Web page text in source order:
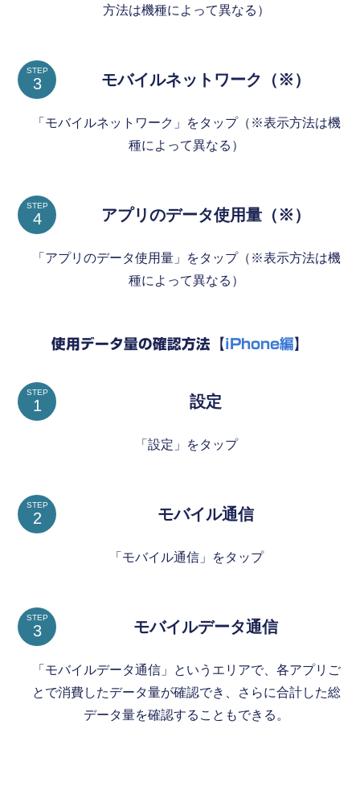
方法は機種によって異なる）
STEP モバイルネットワーク（※）
「モバイルネットワーク」をタップ（※表示方法は機
種によって異なる）
STEP アプリのデータ使用量（※）
「アプリのデータ使用量」をタップ（※表示方法は機
種によって異なる）
使用データ量の確認方法【iPhone編】
STEP 設定
「設定」をタップ
STEP モバイル通信
「モバイル通信」をタップ
STEP モバイルデータ通信
「モバイルデータ通信」というエリアで、各アプリご
とで消費したデータ量が確認でき、さらに合計した総
データ量を確認することもできる。